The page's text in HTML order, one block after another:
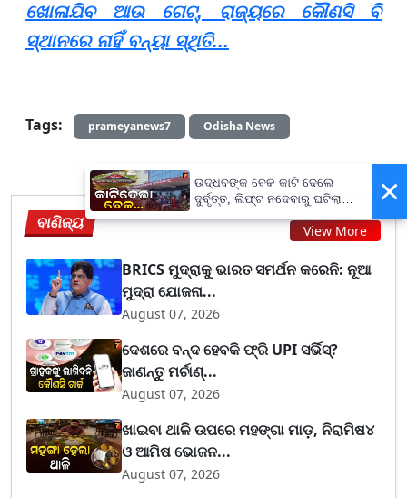
ଖୋଳାଯିବ ଆଉ ଗେଟ୍‌, ରାଜ୍ୟରେ କୌଣସି ବି
ସ୍ଥାନରେ ନାହିଁ ବନ୍ୟା ସ୍ଥିତି...
Tags: prameyanews7 Odisha News
ବାଣିଜ୍ୟ View More
BRICS ମୁଦ୍ରାକୁ ଭାରତ ସମର୍ଥନ କରେନି: ନୂଆ
ମୁଦ୍ରା ଯୋଜନା...
August 07, 2026
ଦେଶରେ ବନ୍ଦ ହେବକି ଫ୍ରି UPI ସର୍ଭିସ୍?
ଜାଣନ୍ତୁ ମର୍ଚାଣ୍...
August 07, 2026
ଖାଇବା ଥାଳି ଉପରେ ମହଙ୍ଗା ମାଡ଼, ନିରାମିଷ୪
ଓ ଆମିଷ ଭୋଜନ...
August 07, 2026
×
ଉଦ୍ଧବଙ୍କ ବେକ କାଟି ଦେଲେ
ଦୁର୍ବୃତ୍ତ, ଲିଫ୍ଟ ନଦେବାରୁ ଘଟିଲା